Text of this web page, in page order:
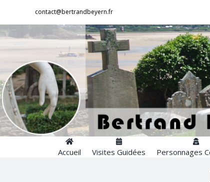
contenu
contact@bertrandbeyern.fr
Accueil Visites Guidées Personnages